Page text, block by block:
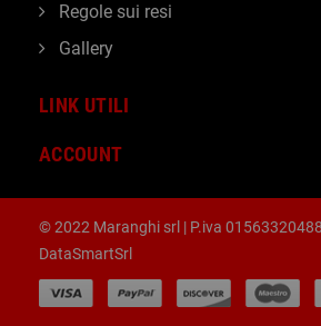
LINK UTILI
ACCOUNT
Regole sui resi
Gallery
© 2022 Maranghi srl | P.iva
DataSmartSrl